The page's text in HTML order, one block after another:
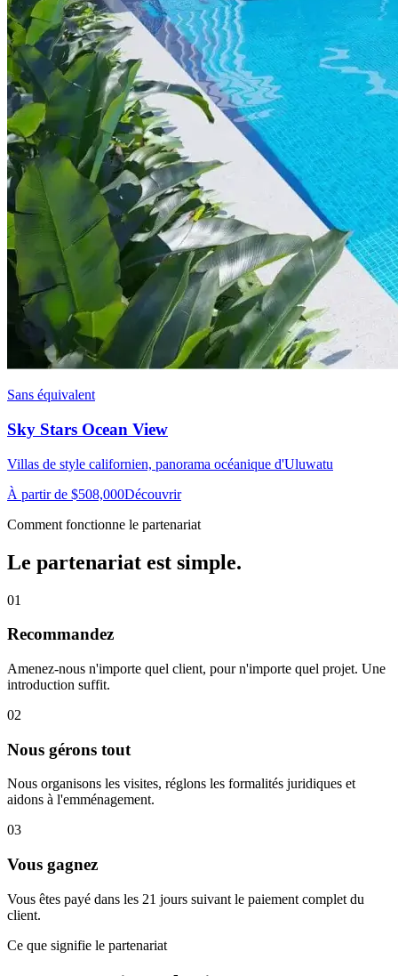
Sans équivalent
Sky Stars Ocean View
Villas de style californien, panorama océanique d'Uluwatu
À partir de $508,000Découvrir
Comment fonctionne le partenariat
Le partenariat est simple.
01
Recommandez
Amenez-nous n'importe quel client, pour n'importe quel projet. Une
introduction suffit.
02
Nous gérons tout
Nous organisons les visites, réglons les formalités juridiques et
aidons à l'emménagement.
03
Vous gagnez
Vous êtes payé dans les 21 jours suivant le paiement complet du
client.
Ce que signifie le partenariat